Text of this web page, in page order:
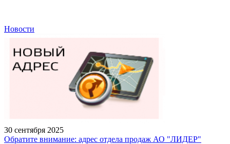
Новости
30 сентября 2025
Обратите внимание: адрес отдела продаж АО "ЛИДЕР"